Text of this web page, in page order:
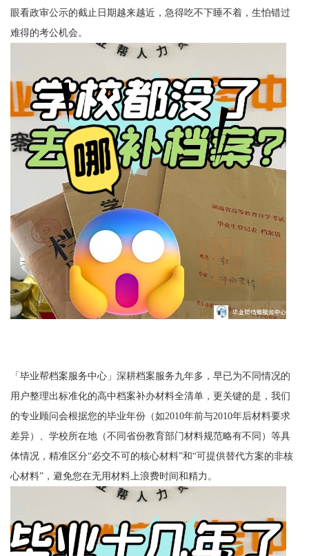
眼看政审公示的截止日期越来越近，急得吃不下睡不着，生怕错过
难得的考公机会。
「毕业帮档案服务中心」深耕档案服务九年多，早已为不同情况的
用户整理出标准化的高中档案补办材料全清单，更关键的是，我们
的专业顾问会根据您的毕业年份（如2010年前与2010年后材料要求
差异）、学校所在地（不同省份教育部门材料规范略有不同）等具
体情况，精准区分“必交不可的核心材料”和“可提供替代方案的非核
心材料”，避免您在无用材料上浪费时间和精力。